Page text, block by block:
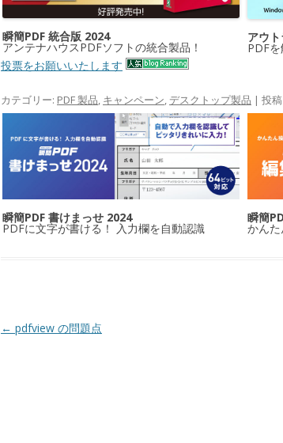
瞬簡PDF 統合版 2024
アンテナハウスPDFソフトの統合製品！
アウ
PDF
投票をお願いいたします
カテゴリー: PDF 製品, キャンペーン, デスクトップ製品 | 投
瞬簡PDF 書けまっせ 2024
PDFに文字が書ける！ 入力欄を自動認識
瞬簡
かん
投稿ナビゲーション
← pdfview の問題点